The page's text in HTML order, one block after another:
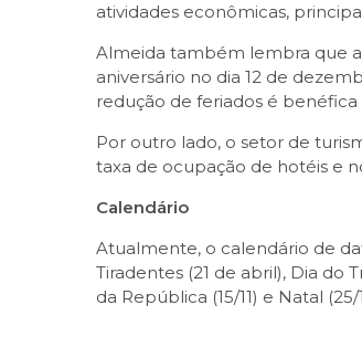
atividades econômicas,
Almeida também lembra que
aniversário no dia 12 de
redução de feriados é
Por outro lado, o setor de
taxa de ocupação de hotéis e
Calendário
Atualmente, o calendário de
Tiradentes (21 de abril), Dia do
da República (15/11) e Natal